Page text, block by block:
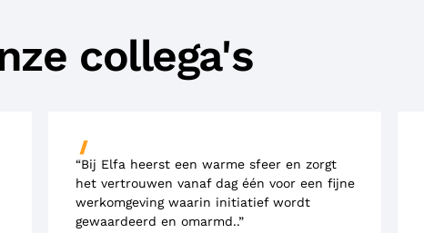
collega's
“Bij Elfa heerst een warme sfeer en zorgt
het vertrouwen vanaf dag één voor een fijne
werkomgeving waarin initiatief wordt
gewaardeerd en omarmd..”